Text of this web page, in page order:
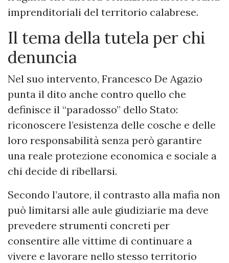
imprenditoriali del territorio calabrese.
Il tema della tutela per chi
denuncia
Nel suo intervento, Francesco De Agazio
punta il dito anche contro quello che
definisce il “paradosso” dello Stato:
riconoscere l’esistenza delle cosche e delle
loro responsabilità senza però garantire
una reale protezione economica e sociale a
chi decide di ribellarsi.
Secondo l’autore, il contrasto alla mafia non
può limitarsi alle aule giudiziarie ma deve
prevedere strumenti concreti per
consentire alle vittime di continuare a
vivere e lavorare nello stesso territorio